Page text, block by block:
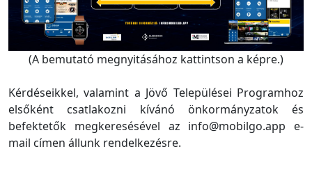
(A bemutató megnyitásához kattintson a képre.)
Kérdéseikkel, valamint a Jövő Települései Programhoz
elsőként csatlakozni kívánó önkormányzatok és
befektetők megkeresésével az info@mobilgo.app e-
mail címen állunk rendelkezésre.